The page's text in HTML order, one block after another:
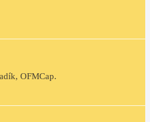
OFMCap.